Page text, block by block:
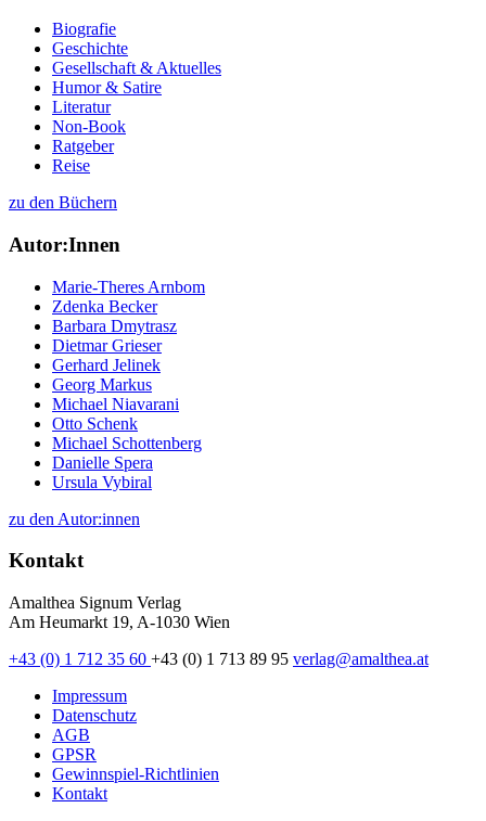
Biografie
Geschichte
Gesellschaft & Aktuelles
Humor & Satire
Literatur
Non-Book
Ratgeber
Reise
zu den Büchern
Autor:Innen
Marie-Theres Arnbom
Zdenka Becker
Barbara Dmytrasz
Dietmar Grieser
Gerhard Jelinek
Georg Markus
Michael Niavarani
Otto Schenk
Michael Schottenberg
Danielle Spera
Ursula Vybiral
zu den Autor:innen
Kontakt
Amalthea Signum Verlag
Am Heumarkt 19, A-1030 Wien
+43 (0) 1 712 35 60 +43 (0) 1 713 89 95 verlag@amalthea.at
Impressum
Datenschutz
AGB
GPSR
Gewinnspiel-Richtlinien
Kontakt